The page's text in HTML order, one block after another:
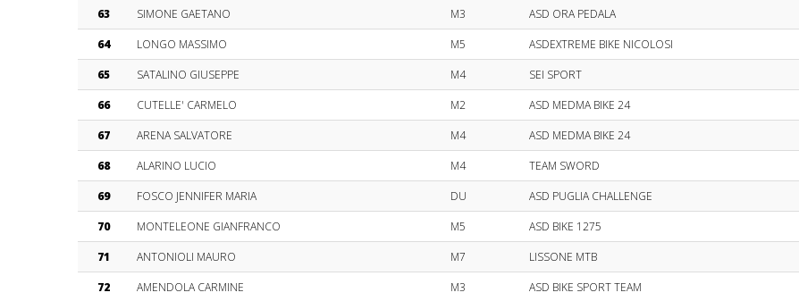
63
SIMONE GAETANO M3
ASD ORA PEDALA
64
LONGO MASSIMO M5
ASDEXTREME BIKE NICOLOSI
65
SATALINO GIUSEPPE M4
SEI SPORT
66
CUTELLE' CARMELO M2
ASD MEDMA BIKE 24
67
ARENA SALVATORE M4
ASD MEDMA BIKE 24
68
ALARINO LUCIO M4
TEAM SWORD
69
FOSCO JENNIFER MARIA DU
ASD PUGLIA CHALLENGE
70
MONTELEONE GIANFRANCO M5
ASD BIKE 1275
71
ANTONIOLI MAURO M7
LISSONE MTB
72
AMENDOLA CARMINE M3
ASD BIKE SPORT TEAM